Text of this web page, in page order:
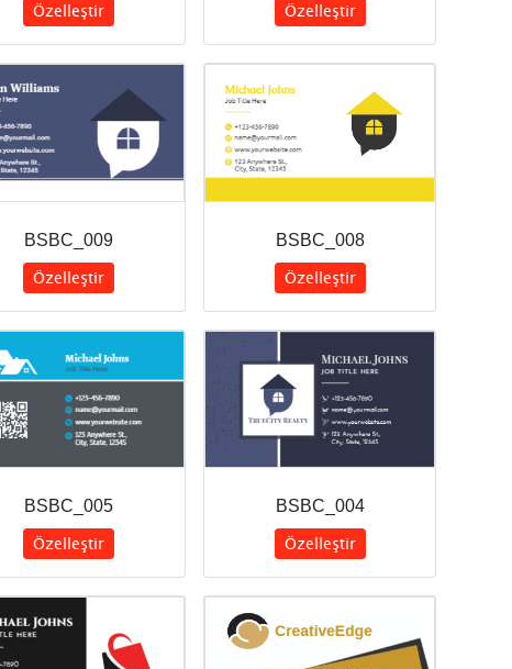
Özelleştir
Özelleştir
BSBC_009
Özelleştir
BSBC_008
Özelleştir
BSBC_005
Özelleştir
BSBC_004
Özelleştir